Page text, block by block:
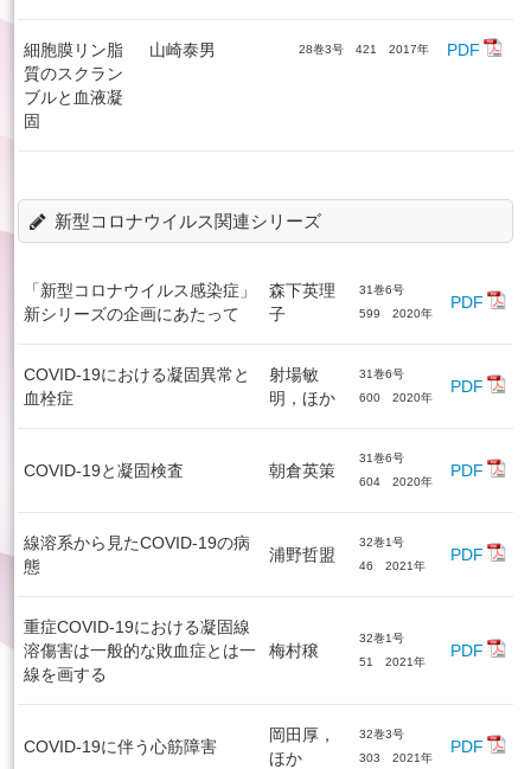
細胞膜リン脂
質のスクラン
ブルと血液凝
固
山崎泰男 28巻3号 421 2017年 PDF
新型コロナウイルス関連シリーズ
「新型コロナウイルス感染症」
新シリーズの企画にあたって
森下英理
子
31巻6号
599 2020年
PDF
COVID-19における凝固異常と
血栓症
射場敏
明，ほか
31巻6号
600 2020年
PDF
COVID-19と凝固検査 朝倉英策
31巻6号
604 2020年
PDF
線溶系から見たCOVID-19の病
態
浦野哲盟
32巻1号
46 2021年
PDF
重症COVID-19における凝固線
溶傷害は一般的な敗血症とは一
線を画する
梅村穣
32巻1号
51 2021年
PDF
COVID-19に伴う心筋障害
岡田厚，
ほか
32巻3号
303 2021年
PDF